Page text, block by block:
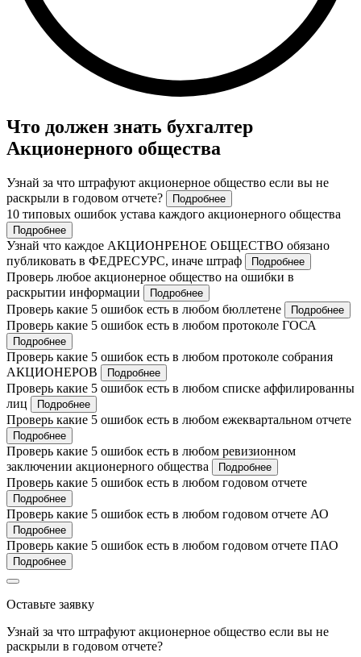
Что должен знать бухгалтер
Акционерного общества
Узнай за что штрафуют акционерное общество если вы не
раскрыли в годовом отчете?
Подробнее
10 типовых ошибок устава каждого акционерного общества
Подробнее
Узнай что каждое АКЦИОНРЕНОЕ ОБЩЕСТВО обязано
публиковать в ФЕДРЕСУРС, иначе штраф
Подробнее
Проверь любое акционерное общество на ошибки в
раскрытии информации
Подробнее
Проверь какие 5 ошибок есть в любом бюллетене Подробнее
Проверь какие 5 ошибок есть в любом протоколе ГОСА
Подробнее
Проверь какие 5 ошибок есть в любом протоколе собрания
АКЦИОНЕРОВ
Подробнее
Проверь какие 5 ошибок есть в любом списке аффилированны
лиц
Подробнее
Проверь какие 5 ошибок есть в любом ежеквартальном отчете
Подробнее
Проверь какие 5 ошибок есть в любом ревизионном
заключении акционерного общества
Подробнее
Проверь какие 5 ошибок есть в любом годовом отчете
Подробнее
Проверь какие 5 ошибок есть в любом годовом отчете АО
Подробнее
Проверь какие 5 ошибок есть в любом годовом отчете ПАО
Подробнее
Оставьте заявку
Узнай за что штрафуют акционерное общество если вы не
раскрыли в годовом отчете?